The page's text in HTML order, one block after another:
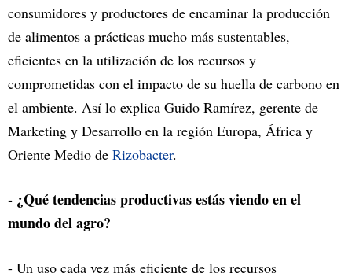
consumidores y productores de encaminar la producción
de alimentos a prácticas mucho más sustentables,
eficientes en la utilización de los recursos y
comprometidas con el impacto de su huella de carbono en
el ambiente. Así lo explica Guido Ramírez, gerente de
Marketing y Desarrollo en la región Europa, África y
Oriente Medio de Rizobacter.
- ¿Qué tendencias productivas estás viendo en el
mundo del agro?
- Un uso cada vez más eficiente de los recursos